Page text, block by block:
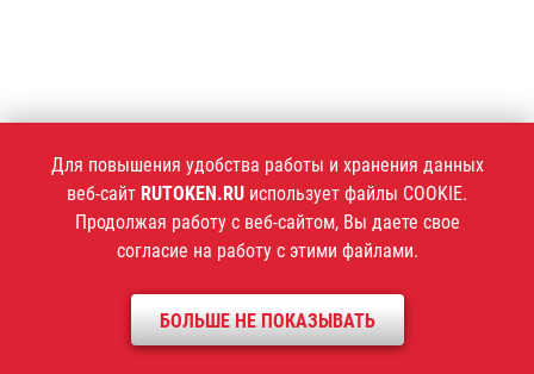
Для повышения удобства работы и хранения данных
веб-сайт RUTOKEN.RU использует файлы COOKIE.
Продолжая работу с веб-сайтом, Вы даете свое
согласие на работу с этими файлами.
БОЛЬШЕ НЕ ПОКАЗЫВАТЬ